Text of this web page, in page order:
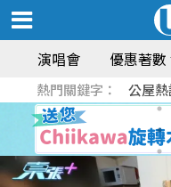
演唱會 優惠著數
熱門關鍵字： 公屋